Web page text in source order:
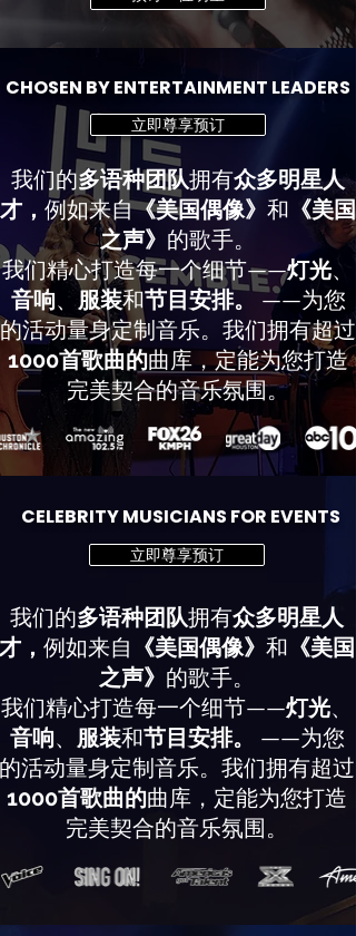
CHOSEN BY ENTERTAINMENT LEADERS
立即尊享预订
我们的多语种团队拥有众多明星人
才， 例如来自《美国偶像》 和 《美国
之声》 的歌手。
我们精心打造每一个细节——灯光、
音响、 服装和节目安排。 ——为您
的活动量身定制音乐。我们拥有超过
1000首歌曲的曲库，定能为您打造
完美契合的音乐氛围。
CELEBRITY MUSICIANS FOR EVENTS
立即尊享预订
我们的多语种团队拥有众多明星人
才， 例如来自 《美国偶像》 和 《美国
之声》 的歌手。
我们精心打造每一个细节——灯光、
音响、 服装和节目安排。
——为您
的活动量身定制音乐。我们拥有超过
1000首歌曲的曲库，定能为您打造
完美契合的音乐氛围。